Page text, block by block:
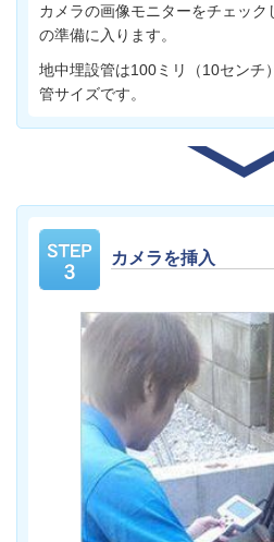
カメラの画像モニターをチェック
の準備に入ります。
地中埋設管は100ミリ（10センチ
管サイズです。
カメラを挿入